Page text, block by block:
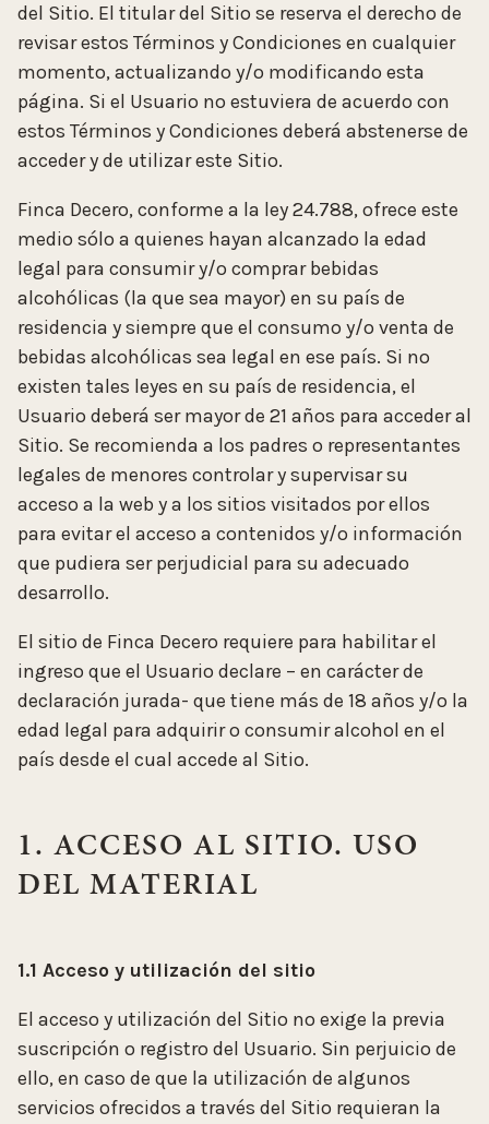
del Sitio. El titular del Sitio se reserva el derecho de
revisar estos Términos y Condiciones en cualquier
momento, actualizando y/o modificando esta
página. Si el Usuario no estuviera de acuerdo con
estos Términos y Condiciones deberá abstenerse de
acceder y de utilizar este Sitio.
Finca Decero, conforme a la ley 24.788, ofrece este
medio sólo a quienes hayan alcanzado la edad
legal para consumir y/o comprar bebidas
alcohólicas (la que sea mayor) en su país de
residencia y siempre que el consumo y/o venta de
bebidas alcohólicas sea legal en ese país. Si no
existen tales leyes en su país de residencia, el
Usuario deberá ser mayor de 21 años para acceder al
Sitio. Se recomienda a los padres o representantes
legales de menores controlar y supervisar su
acceso a la web y a los sitios visitados por ellos
para evitar el acceso a contenidos y/o información
que pudiera ser perjudicial para su adecuado
desarrollo.
El sitio de Finca Decero requiere para habilitar el
ingreso que el Usuario declare – en carácter de
declaración jurada- que tiene más de 18 años y/o la
edad legal para adquirir o consumir alcohol en el
país desde el cual accede al Sitio.
1. ACCESO AL SITIO. USO
DEL MATERIAL
1.1 Acceso y utilización del sitio
El acceso y utilización del Sitio no exige la previa
suscripción o registro del Usuario. Sin perjuicio de
ello, en caso de que la utilización de algunos
servicios ofrecidos a través del Sitio requieran la